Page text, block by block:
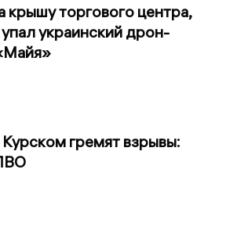
крышу торгового центра,
украинский дрон-
гремят взрывы: